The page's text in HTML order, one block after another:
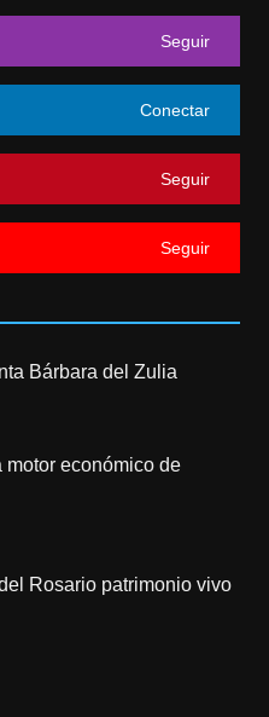
Seguir
Conectar
Seguir
Seguir
Bárbara del Zulia
económico de
Rosario patrimonio vivo